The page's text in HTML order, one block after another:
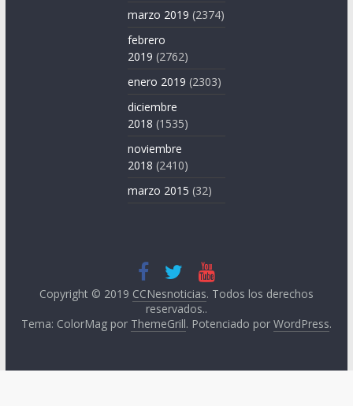
marzo 2019 (2374)
febrero
2019 (2762)
enero 2019 (2303)
diciembre
2018 (1535)
noviembre
2018 (2410)
marzo 2015 (32)
Copyright © 2019 CCNesnoticias. Todos los derechos
reservados..
Tema: ColorMag por ThemeGrill. Potenciado por WordPress.